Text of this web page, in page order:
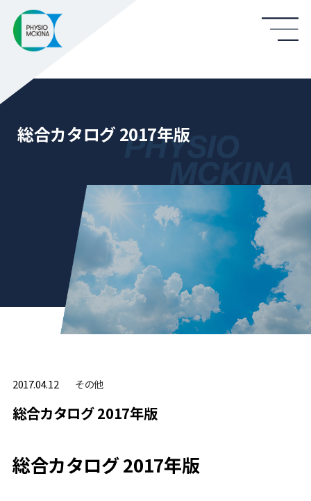
総合カタログ 2017年版
2017.04.12 その他
総合カタログ 2017年版
総合カタログ 2017年版